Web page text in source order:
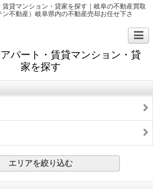
貸マンション・貸家を探す｜岐阜の不動産買取
不動産）岐阜県内の不動産売却お任せ下さ
パート・賃貸マンション・貸
家を探す
エリアを絞り込む